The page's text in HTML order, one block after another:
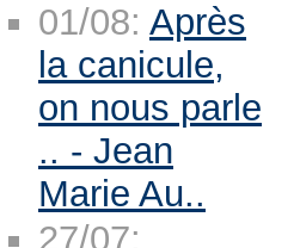
01/08: Après
la canicule,
on nous parle
.. - Jean
Marie Au..
27/07: